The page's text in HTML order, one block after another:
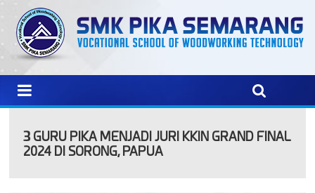
3 GURU PIKA MENJADI JURI KKIN GRAND FINAL
2024 DI SORONG, PAPUA